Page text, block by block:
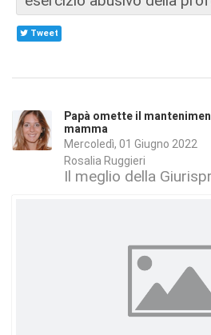
Tweet
Papà omette il
mamma
Mercoledì, 01 Giugno 2022
Rosalia Ruggieri
Il meglio della